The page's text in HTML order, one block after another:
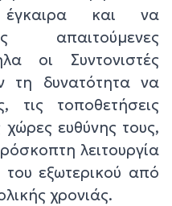
έγκαιρα και να
απαιτούμενες
οι Συντονιστές
τη δυνατότητα να
τις τοποθετήσεις
χώρες ευθύνης τους,
λειτουργία
εξωτερικού από
χρονιάς.